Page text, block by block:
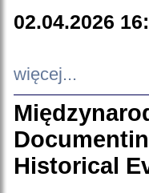
02.04.2026
więcej...
Historical